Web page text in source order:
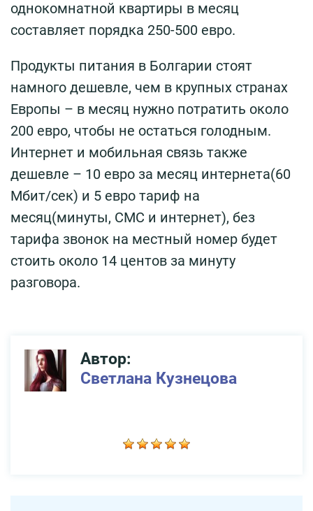
однокомнатной квартиры в месяц
составляет порядка 250-500 евро.
Продукты питания в Болгарии стоят
намного дешевле, чем в крупных странах
Европы – в месяц нужно потратить около
200 евро, чтобы не остаться голодным.
Интернет и мобильная связь также
дешевле – 10 евро за месяц интернета(60
Мбит/сек) и 5 евро тариф на
месяц(минуты, СМС и интернет), без
тарифа звонок на местный номер будет
стоить около 14 центов за минуту
разговора.
Автор:
Светлана Кузнецова